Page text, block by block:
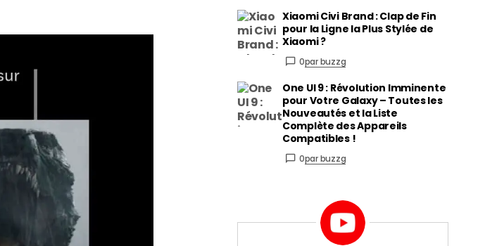
Xiaomi Civi Brand : Clap de Fin
pour la Ligne la Plus Stylée de
Xiaomi ?
0par buzzg
One UI 9 : Révolution Imminente
pour Votre Galaxy – Toutes les
Nouveautés et la Liste
Complète des Appareils
Compatibles !
0par buzzg